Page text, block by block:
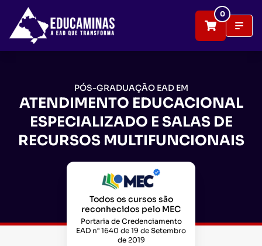
0
PÓS-GRADUAÇÃO EAD EM
ATENDIMENTO EDUCACIONAL
ESPECIALIZADO E SALAS DE
RECURSOS MULTIFUNCIONAIS
Todos os cursos são
reconhecidos pelo MEC
Portaria de Credenciamento
EAD n° 1640 de 19 de Setembro
de 2019